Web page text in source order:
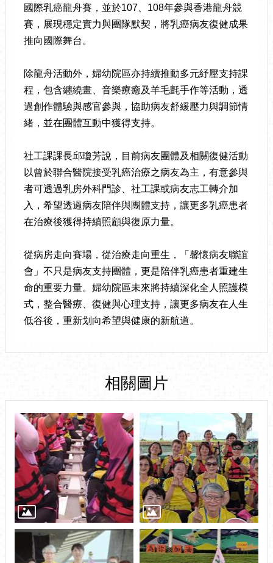
國際乳癌龍舟賽，並於107、108年參與香港龍舟競
賽，展現穩定實力與團隊默契，將乳癌病友復健成果
推向國際舞台。
除龍舟活動外，婦幼院區亦持續推動多元紓壓支持課
程，包含纏繞畫、音樂療癒及羊毛氈手作等活動，透
過創作體驗與感官參與，協助病友舒緩壓力與調節情
緒，並在團體互動中獲得支持。
社工課課長邱瓊芳說，目前病友團體及相關復健活動
以曾於聯合醫院接受乳癌治療之病友為主，有意參與
者可透過乳房外科門診、社工課或病友志工轉介加
入，希望透過病友陪伴與團體支持，讓更多乳癌患者
在治療後獲得持續照顧與復原力量。
從病房走向賽場，從治療走向重生，「馨懷病友聯誼
會」不只是病友支持團體，更是陪伴乳癌患者重建生
命的重要力量。婦幼院區未來將持續深化全人照護模
式，整合醫療、復健與心理支持，讓更多病友在人生
低谷後，重新划向希望與健康的新航道。
相關圖片